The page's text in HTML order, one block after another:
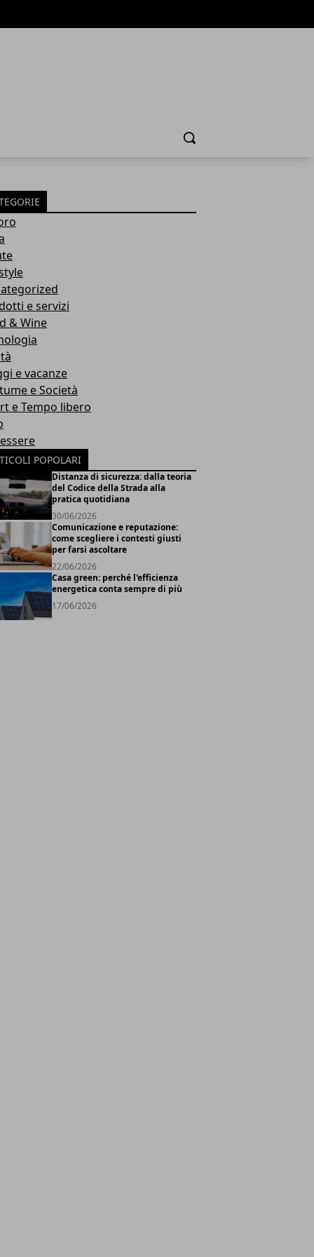
Cerca
e servizi
& Wine
e vacanze
e Società
e Tempo libero
POPOLARI
Distanza di sicurezza: dalla teoria
del Codice della Strada alla
pratica quotidiana
30/06/2026
Comunicazione e reputazione:
come scegliere i contesti giusti
per farsi ascoltare
22/06/2026
Casa green: perché l'efficienza
energetica conta sempre di più
17/06/2026